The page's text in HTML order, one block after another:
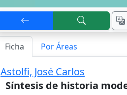
Ficha Por Áreas
Astolfi, José Carlos
Síntesis de historia